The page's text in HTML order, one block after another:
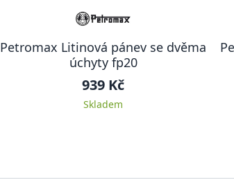
Petromax Litinová pánev se dvěma
úchyty fp20
939 Kč
Skladem